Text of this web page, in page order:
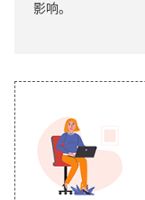
影响。